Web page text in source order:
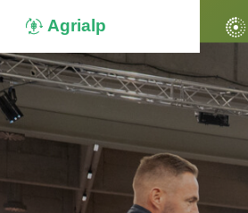
Agrialp